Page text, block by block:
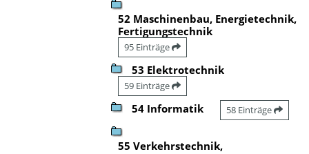
52 Maschinenbau, Energietechnik,
Fertigungstechnik
95 Einträge
53 Elektrotechnik
59 Einträge
54 Informatik 58 Einträge
55 Verkehrstechnik,